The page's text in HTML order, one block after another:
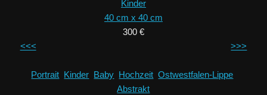
Kinder
40 cm x 40 cm
300 €
<<<
>>>
Portrait Kinder Baby Hochzeit Ostwestfalen-Lippe
Abstrakt